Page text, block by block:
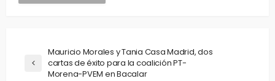
Mauricio Morales y Tania Casa Madrid, dos
cartas de éxito para la coalición PT-
Morena-PVEM en Bacalar